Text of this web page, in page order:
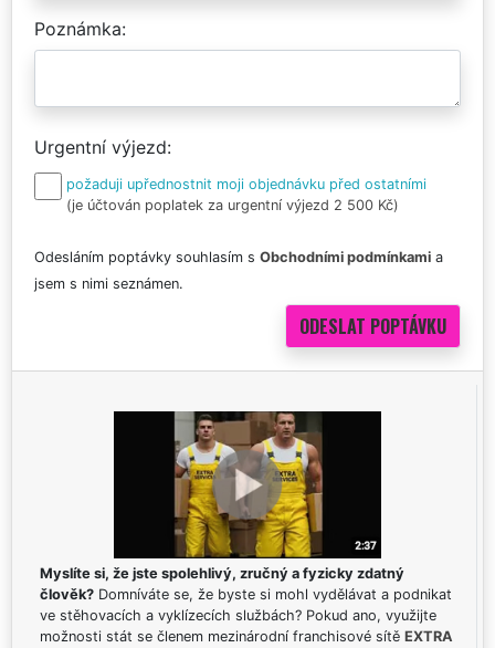
Poznámka
Urgentní výjezd
požaduji upřednostnit moji objednávku před ostatními
(je účtován poplatek za urgentní výjezd 2 500 Kč)
Odesláním poptávky souhlasím s Obchodními podmínkami a
jsem s nimi seznámen.
Myslíte si, že jste spolehlivý, zručný a fyzicky zdatný
člověk? Domníváte se, že byste si mohl vydělávat a podnikat
ve stěhovacích a vyklízecích službách? Pokud ano, využijte
možnosti stát se členem mezinárodní franchisové sítě EXTRA